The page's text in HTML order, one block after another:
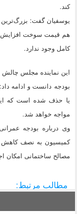
کند.
یوسفیان گفت:
هم قیمت سوخت افزایش
کامل وجود ندارد.
این نماینده مجلس چالش
بودجه دانست و ادامه
یا حذف شده است که
مواجه خواهد شد.
وی درباره بودجه
کمیسیون به نصف کاهش
مصالح ساختمانی امکان
مطالب مرتبط: